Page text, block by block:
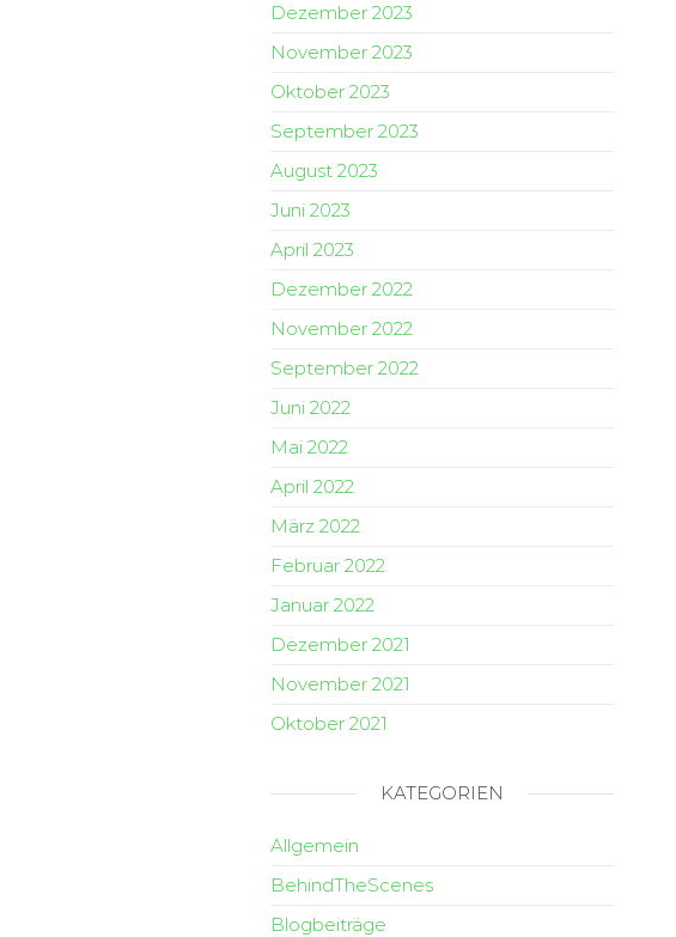
Dezember 2023
November 2023
Oktober 2023
September 2023
August 2023
Juni 2023
April 2023
Dezember 2022
November 2022
September 2022
Juni 2022
Mai 2022
April 2022
März 2022
Februar 2022
Januar 2022
Dezember 2021
November 2021
Oktober 2021
KATEGORIEN
Allgemein
BehindTheScenes
Blogbeiträge